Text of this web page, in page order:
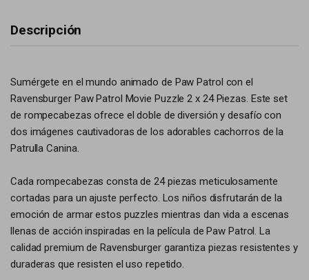
Descripción
Sumérgete en el mundo animado de Paw Patrol con el
Ravensburger Paw Patrol Movie Puzzle 2 x 24 Piezas. Este set
de rompecabezas ofrece el doble de diversión y desafío con
dos imágenes cautivadoras de los adorables cachorros de la
Patrulla Canina.
Cada rompecabezas consta de 24 piezas meticulosamente
cortadas para un ajuste perfecto. Los niños disfrutarán de la
emoción de armar estos puzzles mientras dan vida a escenas
llenas de acción inspiradas en la película de Paw Patrol. La
calidad premium de Ravensburger garantiza piezas resistentes y
duraderas que resisten el uso repetido.